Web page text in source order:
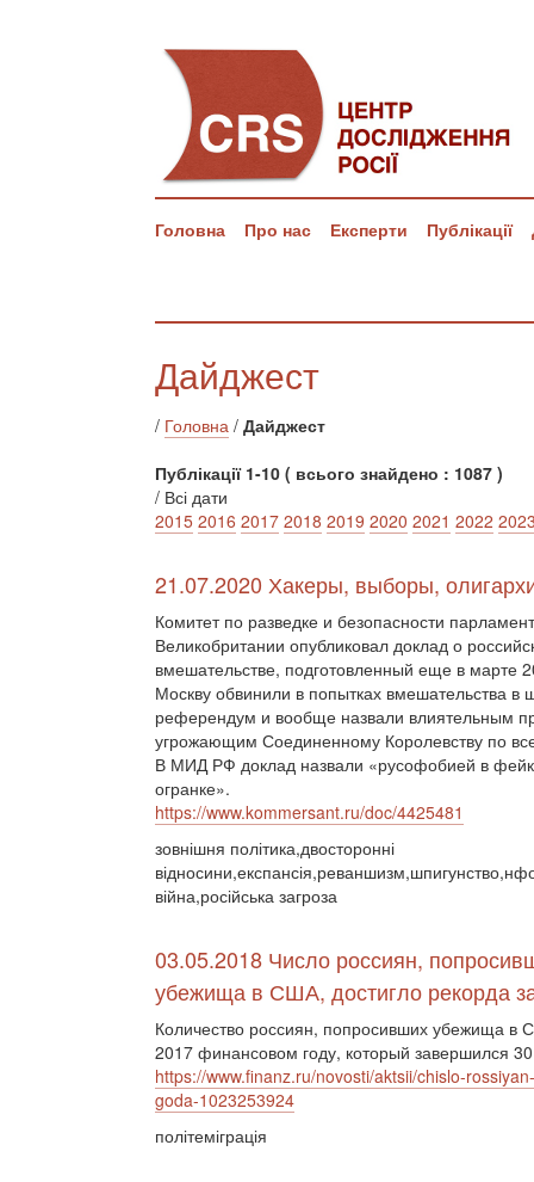
Головна Про нас Експерти Публікації
Дайджест
/ Головна / Дайджест
Публікації 1-10 ( всього знайдено : 1087 )
/ Всі дати
2015 2016 2017 2018 2019 2020 2021 2022
21.07.2020 Хакеры, выборы,
Комитет по разведке и безопасности
Великобритании опубликовал доклад о
вмешательстве, подготовленный еще в марте
Москву обвинили в попытках вмешательства в
референдум и вообще назвали влиятельным
угрожающим Соединенному Королевству по
В МИД РФ доклад назвали «русофобией в
огранке».
https://www.kommersant.ru/doc/4425481
зовнішня політика,двосторонні
війна,російська загроза
03.05.2018 Число россиян,
убежища в США, достигло рекорда
Количество россиян, попросивших убежища в
2017 финансовом году, который завершился
https://www.finanz.ru/novosti/aktsii/chislo-
goda-1023253924
політеміграція